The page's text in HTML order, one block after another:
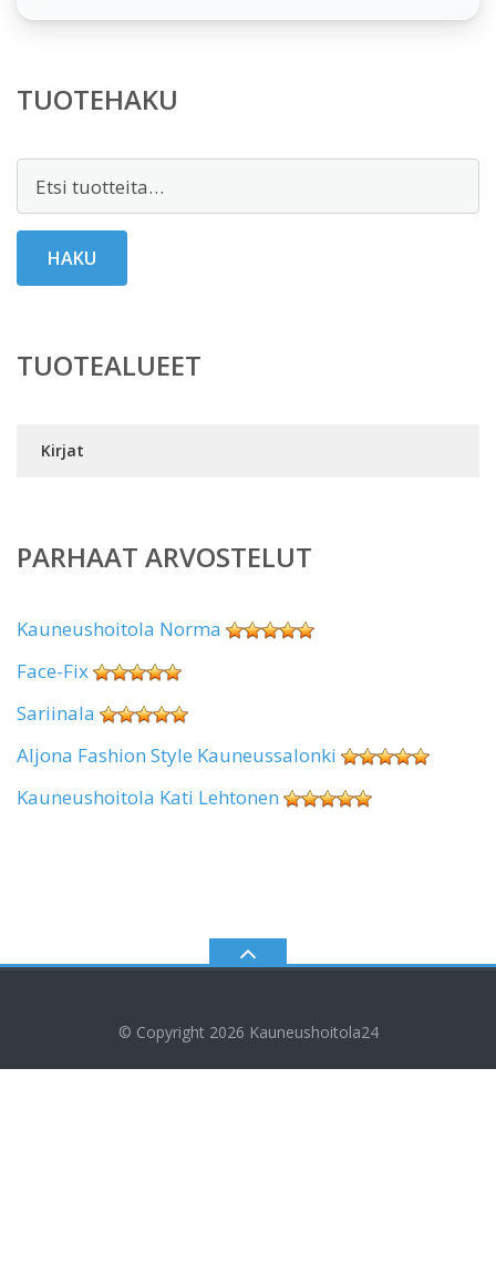
TUOTEHAKU
HAKU
TUOTEALUEET
Kirjat
PARHAAT ARVOSTELUT
Kauneushoitola Norma
Face-Fix
Sariinala
Aljona Fashion Style Kauneussalonki
Kauneushoitola Kati Lehtonen
© Copyright 2026 Kauneushoitola24